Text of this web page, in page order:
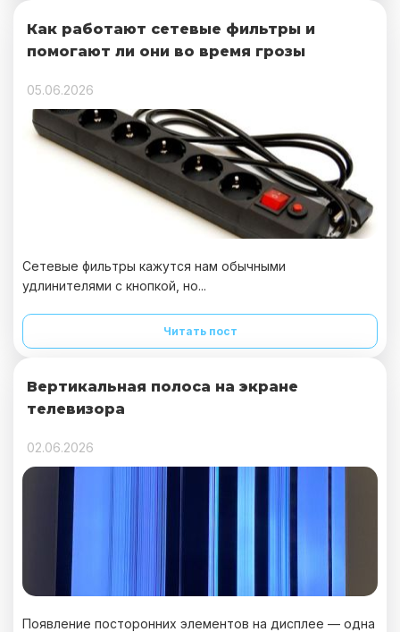
Как работают сетевые фильтры и
помогают ли они во время грозы
05.06.2026
Сетевые фильтры кажутся нам обычными
удлинителями с кнопкой, но...
Читать пост
Вертикальная полоса на экране
телевизора
02.06.2026
Появление посторонних элементов на дисплее — одна